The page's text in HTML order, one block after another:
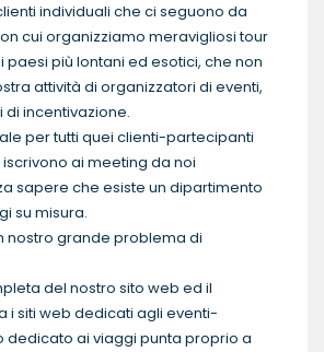
individuali che ci seguono da
cui organizziamo meravigliosi tour
più lontani ed esotici, che non
attività di organizzatori di eventi,
incentivazione.
per tutti quei clienti-partecipanti
ai meeting da noi
sapere che esiste un dipartimento
su misura.
nostro grande problema di
del nostro sito web ed il
i siti web dedicati agli eventi-
dedicato ai viaggi punta proprio a